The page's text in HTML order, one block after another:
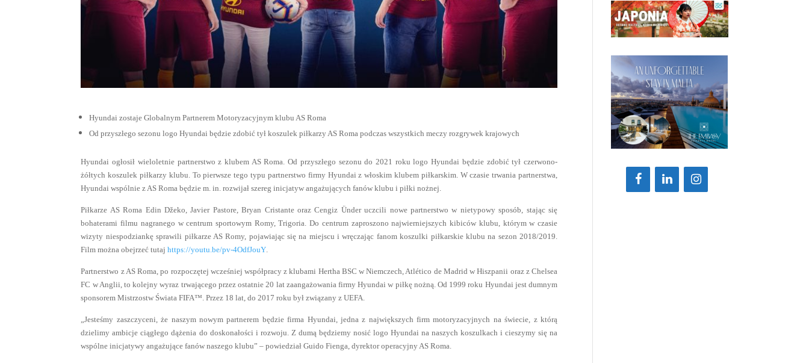
Hyundai zostaje Globalnym Partnerem Motoryzacyjnym klubu AS Roma
Od przyszłego sezonu logo Hyundai będzie zdobić tył koszulek piłkarzy AS Roma podczas wszystkich meczy rozgrywek krajowych
Hyundai ogłosił wieloletnie partnerstwo z klubem AS Roma. Od przyszłego sezonu do 2021 roku logo Hyundai będzie zdobić tył czerwono-
żółtych koszulek piłkarzy klubu. To pierwsze tego typu partnerstwo firmy Hyundai z włoskim klubem piłkarskim. W czasie trwania partnerstwa,
Hyundai wspólnie z AS Roma będzie m. in. rozwijał szereg inicjatyw angażujących fanów klubu i piłki nożnej.
Piłkarze AS Roma Edin Džeko, Javier Pastore, Bryan Cristante oraz Cengiz Ünder uczcili nowe partnerstwo w nietypowy sposób, stając się
bohaterami filmu nagranego w centrum sportowym Romy, Trigoria. Do centrum zaproszono najwierniejszych kibiców klubu, którym w czasie
wizyty niespodziankę sprawili piłkarze AS Romy, pojawiając się na miejscu i wręczając fanom koszulki piłkarskie klubu na sezon 2018/2019.
Film można obejrzeć tutajhttps://youtu.be/pv-4OdfJouY.
Partnerstwo z AS Roma, po rozpoczętej wcześniej współpracy z klubami Hertha BSC w Niemczech,Atlético de Madrid w Hiszpanii oraz z Chelsea
FC w Anglii, to kolejny wyraz trwającego przez ostatnie 20 lat zaangażowania firmy Hyundai w piłkę nożną. Od 1999 roku Hyundai jest dumnym
sponsorem Mistrzostw Świata FIFA™. Przez 18 lat, do 2017 roku był związany z UEFA.
„Jesteśmy zaszczyceni, że naszym nowym partnerem będzie firma Hyundai, jedna z największych firm motoryzacyjnych na świecie, z którą
dzielimy ambicje ciągłego dążenia do doskonałości i rozwoju. Z dumą będziemy nosić logo Hyundai na naszych koszulkach i cieszymy się na
wspólne inicjatywy angażujące fanów naszego klubu” – powiedział Guido Fienga, dyrektor operacyjny AS Roma.